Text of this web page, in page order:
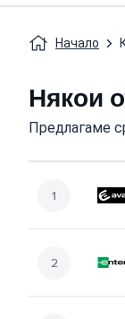
Начало
Някои
Предлагаме